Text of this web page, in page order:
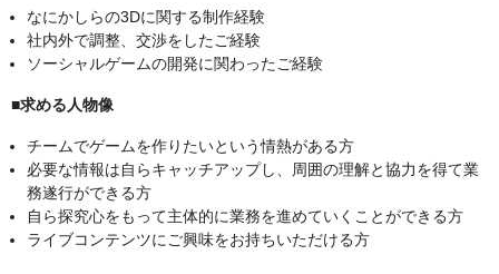
なにかしらの3Dに関する制作経験
社内外で調整、交渉をしたご経験
ソーシャルゲームの開発に関わったご経験
■求める人物像
チームでゲームを作りたいという情熱がある方
必要な情報は自らキャッチアップし、周囲の理解と協力を得て業
務遂行ができる方
自ら探究心をもって主体的に業務を進めていくことができる方
ライブコンテンツにご興味をお持ちいただける方